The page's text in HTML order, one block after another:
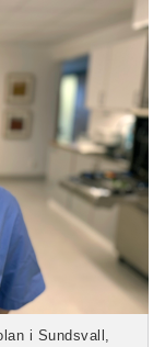
i Sundsvall,